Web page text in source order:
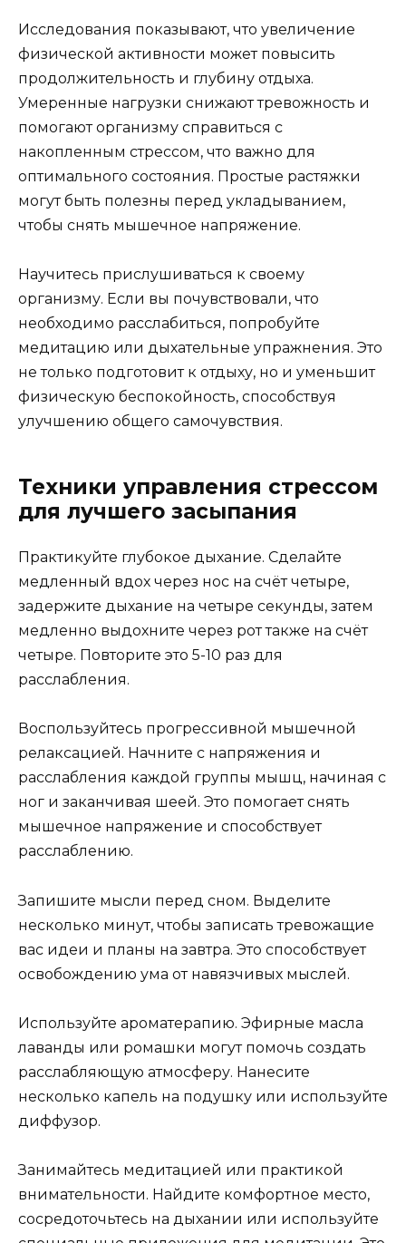
Исследования показывают, что увеличение
физической активности может повысить
продолжительность и глубину отдыха.
Умеренные нагрузки снижают тревожность и
помогают организму справиться с
накопленным стрессом, что важно для
оптимального состояния. Простые растяжки
могут быть полезны перед укладыванием,
чтобы снять мышечное напряжение.
Научитесь прислушиваться к своему
организму. Если вы почувствовали, что
необходимо расслабиться, попробуйте
медитацию или дыхательные упражнения. Это
не только подготовит к отдыху, но и уменьшит
физическую беспокойность, способствуя
улучшению общего самочувствия.
Техники управления стрессом
для лучшего засыпания
Практикуйте глубокое дыхание. Сделайте
медленный вдох через нос на счёт четыре,
задержите дыхание на четыре секунды, затем
медленно выдохните через рот также на счёт
четыре. Повторите это 5-10 раз для
расслабления.
Воспользуйтесь прогрессивной мышечной
релаксацией. Начните с напряжения и
расслабления каждой группы мышц, начиная с
ног и заканчивая шеей. Это помогает снять
мышечное напряжение и способствует
расслаблению.
Запишите мысли перед сном. Выделите
несколько минут, чтобы записать тревожащие
вас идеи и планы на завтра. Это способствует
освобождению ума от навязчивых мыслей.
Используйте ароматерапию. Эфирные масла
лаванды или ромашки могут помочь создать
расслабляющую атмосферу. Нанесите
несколько капель на подушку или используйте
диффузор.
Занимайтесь медитацией или практикой
внимательности. Найдите комфортное место,
сосредоточьтесь на дыхании или используйте